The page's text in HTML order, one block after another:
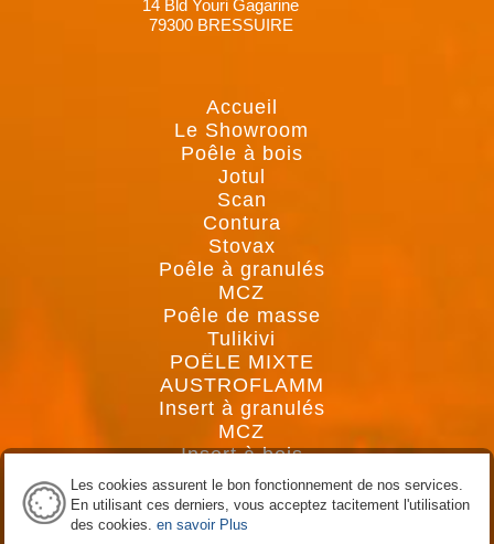
Les cookies assurent le bon fonctionnement de nos services.
En utilisant ces derniers, vous acceptez tacitement l'utilisation
des cookies. en savoir Plus
14 Bld Youri Gagarine
79300 BRESSUIRE
Accueil
Le Showroom
Poêle à bois
Jotul
Scan
Contura
Stovax
Poêle à granulés
MCZ
Poêle de masse
Tulikivi
POÊLE MIXTE
AUSTROFLAMM
Insert à granulés
MCZ
Insert à bois
Jotul
Contura
Scan